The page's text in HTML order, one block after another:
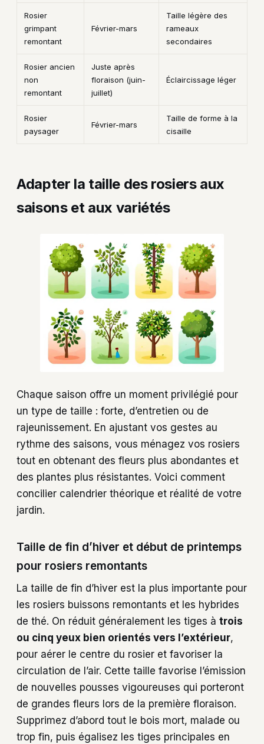
Rosier
grimpant
remontant
Février-mars
Taille légère des
rameaux
secondaires
Rosier ancien
non
remontant
Juste après
floraison (juin-
juillet)
Éclaircissage léger
Rosier
paysager
Février-mars
Taille de forme à la
cisaille
Adapter la taille des rosiers aux
saisons et aux variétés
Chaque saison offre un moment privilégié pour
un type de taille : forte, d’entretien ou de
rajeunissement. En ajustant vos gestes au
rythme des saisons, vous ménagez vos rosiers
tout en obtenant des fleurs plus abondantes et
des plantes plus résistantes. Voici comment
concilier calendrier théorique et réalité de votre
jardin.
Taille de fin d’hiver et début de printemps
pour rosiers remontants
La taille de fin d’hiver est la plus importante pour
les rosiers buissons remontants et les hybrides
de thé. On réduit généralement les tiges à trois
ou cinq yeux bien orientés vers l’extérieur,
pour aérer le centre du rosier et favoriser la
circulation de l’air. Cette taille favorise l’émission
de nouvelles pousses vigoureuses qui porteront
de grandes fleurs lors de la première floraison.
Supprimez d’abord tout le bois mort, malade ou
trop fin, puis égalisez les tiges principales en